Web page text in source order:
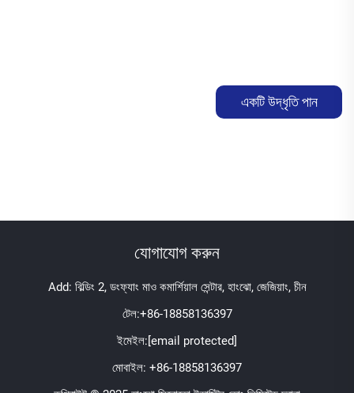
একটি উদ্ধৃতি পান
যোগাযোগ করুন
Add: বিল্ডিং 2, ডংফ্যাং মাও কমার্শিয়াল সেন্টার, হাংঝো, জেজিয়াং, চীন
টেল:+86-18858136397
ইমেইল:[email protected]
মোবাইল: +86-18858136397